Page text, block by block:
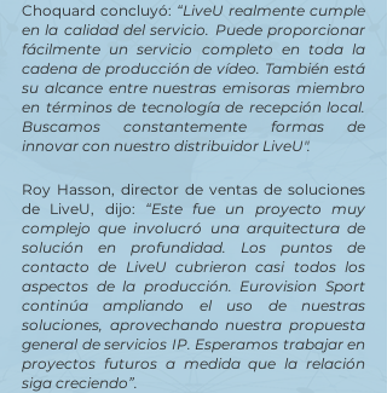
Choquard concluyó: “LiveU realmente cumple
en la calidad del servicio. Puede proporcionar
fácilmente un servicio completo en toda la
cadena de producción de vídeo. También está
su alcance entre nuestras emisoras miembro
en términos de tecnología de recepción local.
Buscamos constantemente formas de
innovar con nuestro distribuidor LiveU".
Roy Hasson, director de ventas de soluciones
de LiveU, dijo: “Este fue un proyecto muy
complejo que involucró una arquitectura de
solución en profundidad. Los puntos de
contacto de LiveU cubrieron casi todos los
aspectos de la producción. Eurovision Sport
continúa ampliando el uso de nuestras
soluciones, aprovechando nuestra propuesta
general de servicios IP. Esperamos trabajar en
proyectos futuros a medida que la relación
siga creciendo”.